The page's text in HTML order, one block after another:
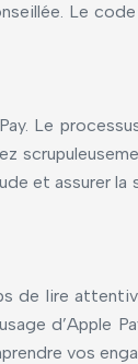
Le
Le
et assurer
de lire
d’Apple
vos